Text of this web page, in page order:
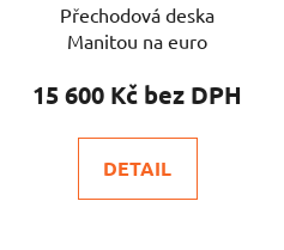
Přechodová deska
Manitou na euro
15 600 Kč
DETAIL